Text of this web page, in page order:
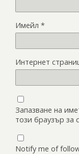
Имейл *
Интернет
Запазване на
този браузър за
Notify me of